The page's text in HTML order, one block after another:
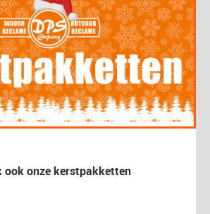
ook onze kerstpakketten